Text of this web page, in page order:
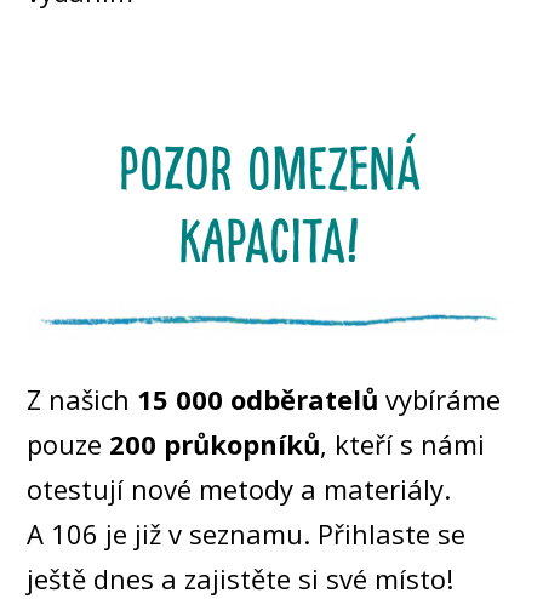
pozor omezená
kapacita!
Z našich 15 000 odběratelů vybíráme
pouze 200 průkopníků, kteří s námi
otestují nové metody a materiály.
A 106 je již v seznamu. Přihlaste se
ještě dnes a zajistěte si své místo!